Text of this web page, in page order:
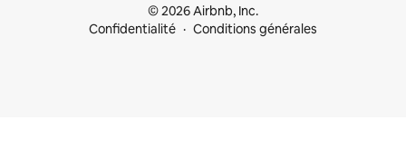
© 2026 Airbnb, Inc.
Confidentialité
Conditions générales